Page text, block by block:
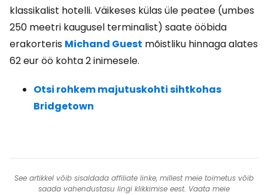
klassikalist hotelli. Väikeses külas üle peatee (umbes
250 meetri kaugusel terminalist) saate ööbida
erakorteris Michand Guest mõistliku hinnaga alates
62 euröö kohta 2 inimesele.
Otsi rohkem majutuskohti sihtkohas
Bridgetown
See artikkel võib sisaldada affiliate linke, millest meie toimetus võib
saada vahendustasu lingi klikkimise eest. Vaata meie